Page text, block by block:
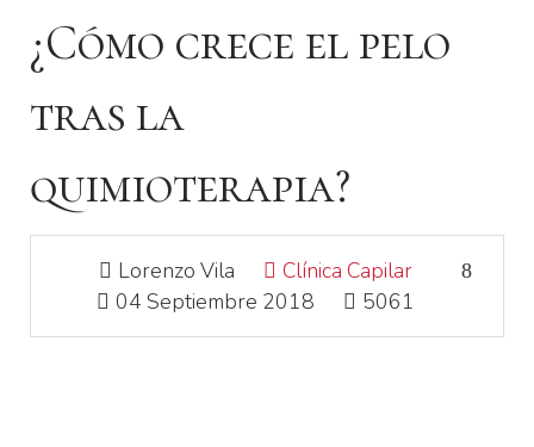
¿Cómo crece el pelo
tras la
quimioterapia?
Lorenzo Vila
Clínica Capilar
04 Septiembre 2018
5061